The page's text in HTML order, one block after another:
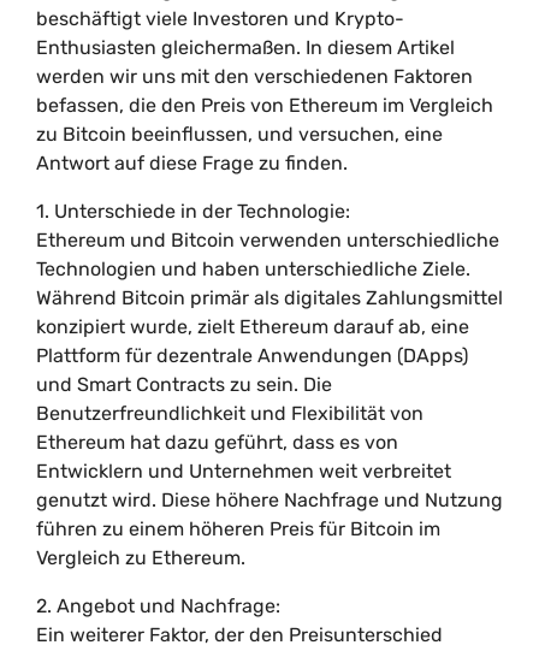
beschäftigt viele Investoren und Krypto-
Enthusiasten gleichermaßen. In diesem Artikel
werden wir uns mit den verschiedenen Faktoren
befassen, die den Preis von Ethereum im Vergleich
zu Bitcoin beeinflussen, und versuchen, eine
Antwort auf diese Frage zu finden.
1. Unterschiede in der Technologie:
Ethereum und Bitcoin verwenden unterschiedliche
Technologien und haben unterschiedliche Ziele.
Während Bitcoin primär als digitales Zahlungsmittel
konzipiert wurde, zielt Ethereum darauf ab, eine
Plattform für dezentrale Anwendungen (DApps)
und Smart Contracts zu sein. Die
Benutzerfreundlichkeit und Flexibilität von
Ethereum hat dazu geführt, dass es von
Entwicklern und Unternehmen weit verbreitet
genutzt wird. Diese höhere Nachfrage und Nutzung
führen zu einem höheren Preis für Bitcoin im
Vergleich zu Ethereum.
2. Angebot und Nachfrage:
Ein weiterer Faktor, der den Preisunterschied